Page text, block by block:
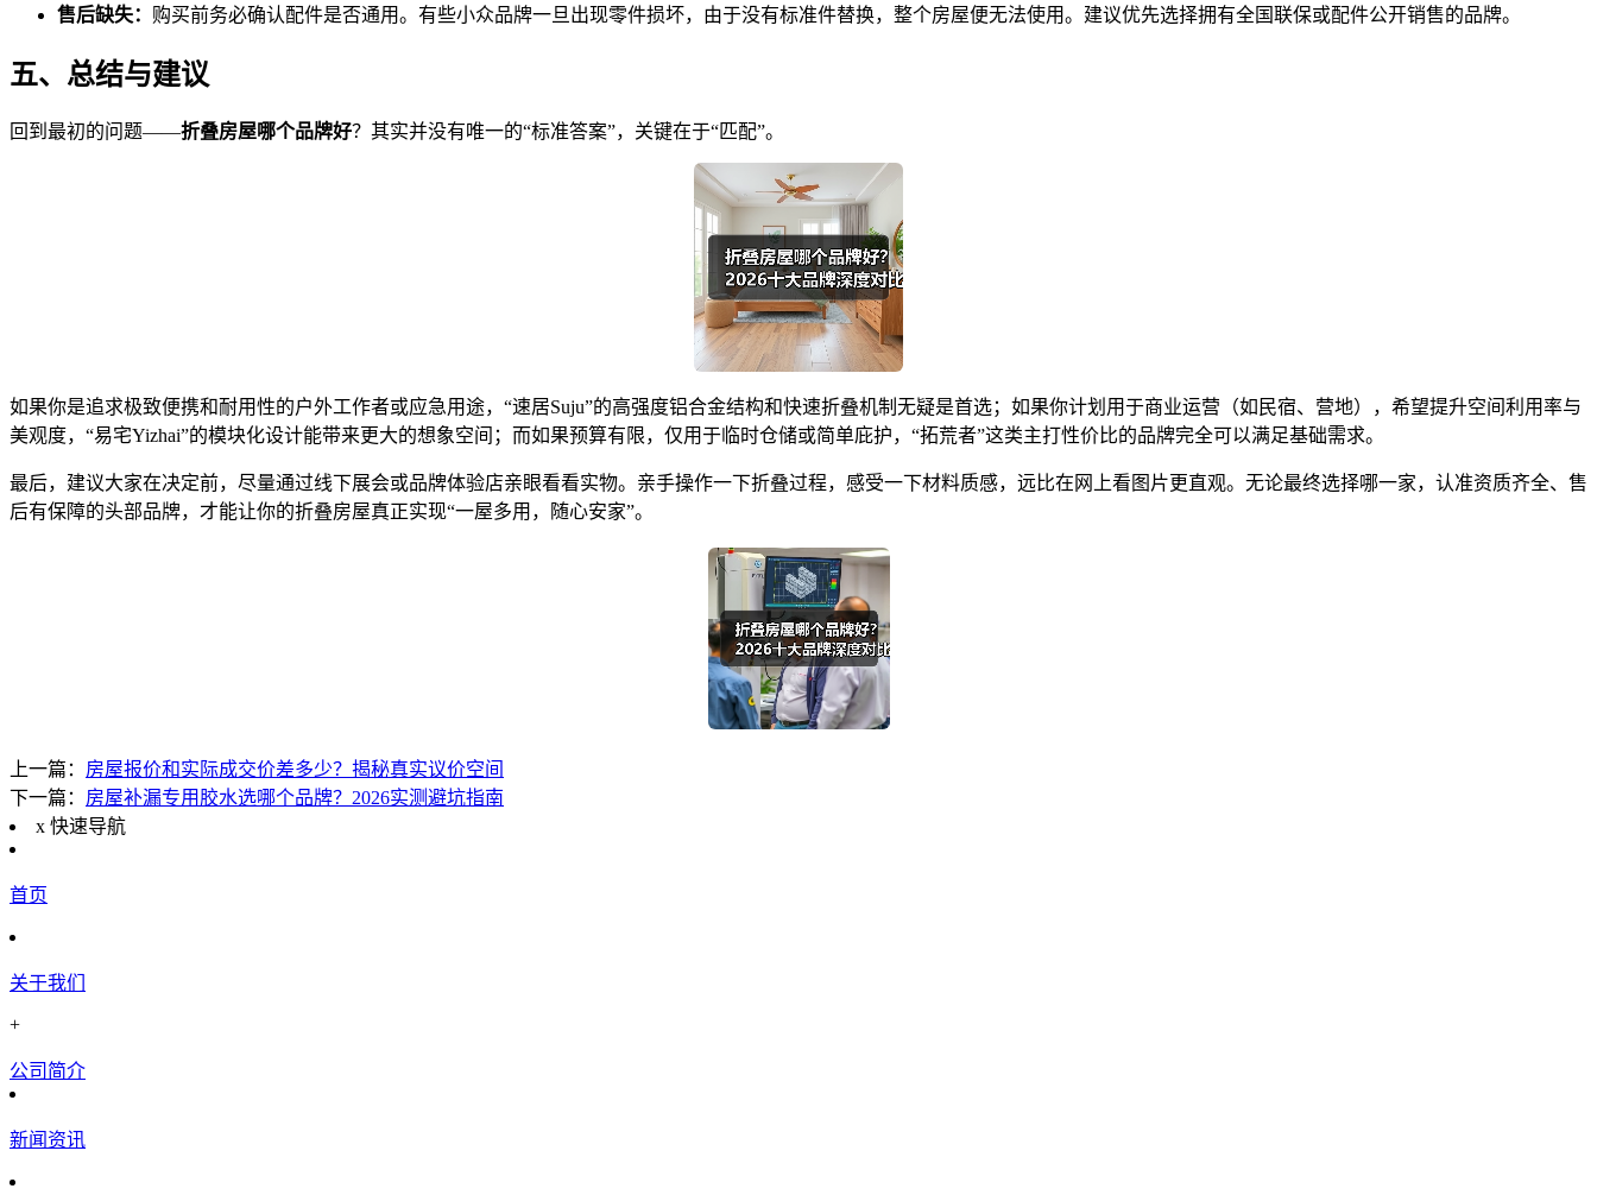
售后缺失： 购买前务必确认配件是否通用。有些小众品牌一旦出现零件损坏，由于没有标准件替换，整个房屋便无法使用。建议优先选择拥有全国联保或配件公开销售的品牌。
五、总结与建议
回到最初的问题——折叠房屋哪个品牌好？其实并没有唯一的“标准答案”，关键在于“匹配”。
如果你是追求极致便携和耐用性的户外工作者或应急用途，“速居Suju”的高强度铝合金结构和快速折叠机制无疑是首选；如果你计划用于商业运营（如民宿、营地），希望提升空间利用率与
美观度，“易宅Yizhai”的模块化设计能带来更大的想象空间；而如果预算有限，仅用于临时仓储或简单庇护，“拓荒者”这类主打性价比的品牌完全可以满足基础需求。
最后，建议大家在决定前，尽量通过线下展会或品牌体验店亲眼看看实物。亲手操作一下折叠过程，感受一下材料质感，远比在网上看图片更直观。无论最终选择哪一家，认准资质齐全、售
后有保障的头部品牌，才能让你的折叠房屋真正实现“一屋多用，随心安家”。
上一篇： 房屋报价和实际成交价差多少？揭秘真实议价空间
下一篇： 房屋补漏专用胶水选哪个品牌？2026实测避坑指南
x 快速导航
首页
关于我们
+
公司简介
新闻资讯